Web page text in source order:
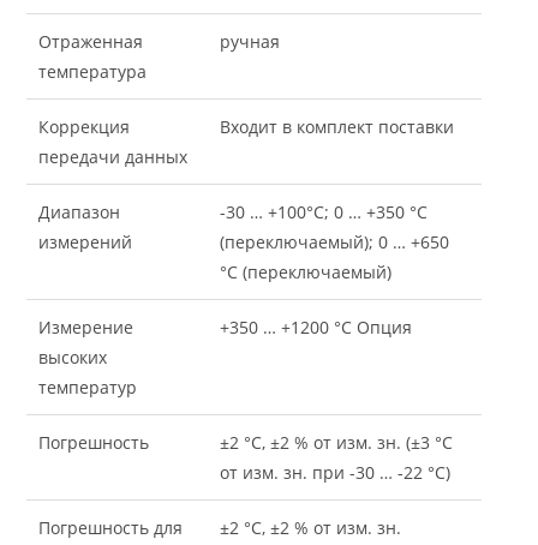
Отраженная
температура
ручная
Коррекция
передачи данных
Входит в комплект поставки
Диапазон
измерений
-30 … +100°C; 0 … +350 °C
(переключаемый); 0 … +650
°C (переключаемый)
Измерение
высоких
температур
+350 … +1200 °C Опция
Погрешность
±2 °C, ±2 % от изм. зн. (±3 °C
от изм. зн. при -30 … -22 °C)
Погрешность для
±2 °C, ±2 % от изм. зн.